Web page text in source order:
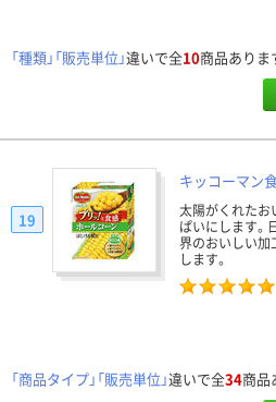
「種類」「販売単位」違いで全10商品ありま
キッコーマン
太陽がくれたお
ぱいにします。
界のおいしい加
します。
19
「商品タイプ」「販売単位」違いで全34商品